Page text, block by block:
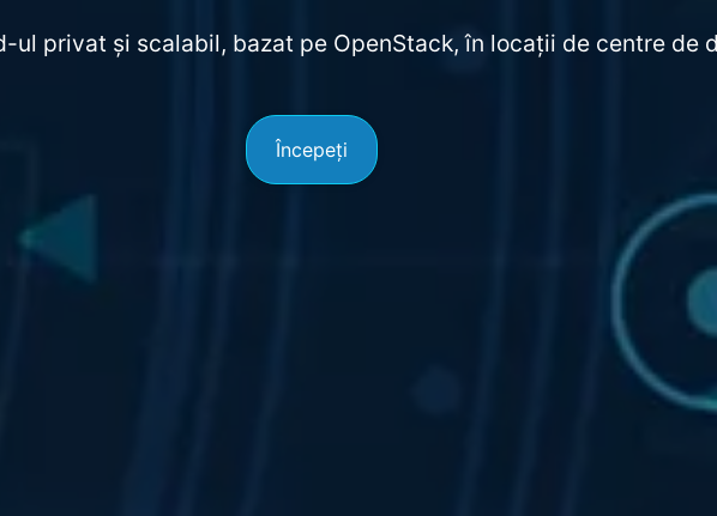
ul privat și scalabil, bazat pe OpenStack, în locații de centre de
Începeți